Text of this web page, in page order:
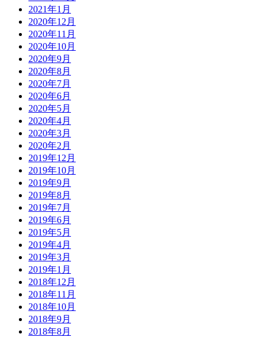
2021年1月
2020年12月
2020年11月
2020年10月
2020年9月
2020年8月
2020年7月
2020年6月
2020年5月
2020年4月
2020年3月
2020年2月
2019年12月
2019年10月
2019年9月
2019年8月
2019年7月
2019年6月
2019年5月
2019年4月
2019年3月
2019年1月
2018年12月
2018年11月
2018年10月
2018年9月
2018年8月